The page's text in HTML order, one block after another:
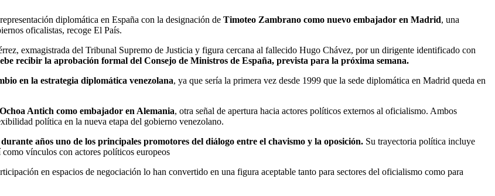
diplomática en España con la designación de Timoteo Zambrano como nuevo embajador en Madrid, una
oficalistas, recoge El País.
exmagistrada del Tribunal Supremo de Justicia y figura cercana al fallecido Hugo Chávez, por un dirigente identificado con
recibir la aprobación formal del Consejo de Ministros de España, prevista para la próxima semana.
en la estrategia diplomática venezolana, ya que sería la primera vez desde 1999 que la sede diplomática en Madrid queda en
Antich como embajador en Alemania, otra señal de apertura hacia actores políticos externos al oficialismo. Ambos
política en la nueva etapa del gobierno venezolano.
años uno de los principales promotores del diálogo entre el chavismo y la oposición. Su trayectoria política incluye
vínculos con actores políticos europeos
en espacios de negociación lo han convertido en una figura aceptable tanto para sectores del oficialismo como para